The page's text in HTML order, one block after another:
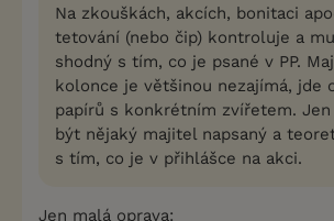
Na zkouškách, akcích, bonitaci
tetování (nebo čip) kontroluje a
shodný s tím, co je psané v PP.
kolonce je většinou nezajímá, jde
papírů s konkrétním zvířetem.
být nějaký majitel napsaný a
s tím, co je v přihlášce na akci.
Jen malá oprava: